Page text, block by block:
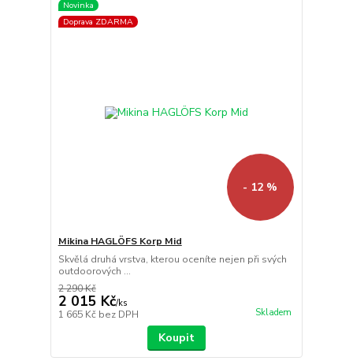
Novinka
Doprava ZDARMA
- 12 %
Mikina HAGLÖFS Korp Mid
Skvělá druhá vrstva, kterou oceníte nejen při svých
outdoorových ...
2 290 Kč
2 015 Kč/ks
1 665 Kč bez DPH Skladem
Koupit